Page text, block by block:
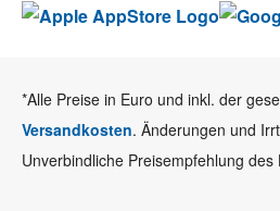
*Alle Preise in Euro und inkl. der
Versandkosten. Änderungen und
Unverbindliche Preisempfehlung des